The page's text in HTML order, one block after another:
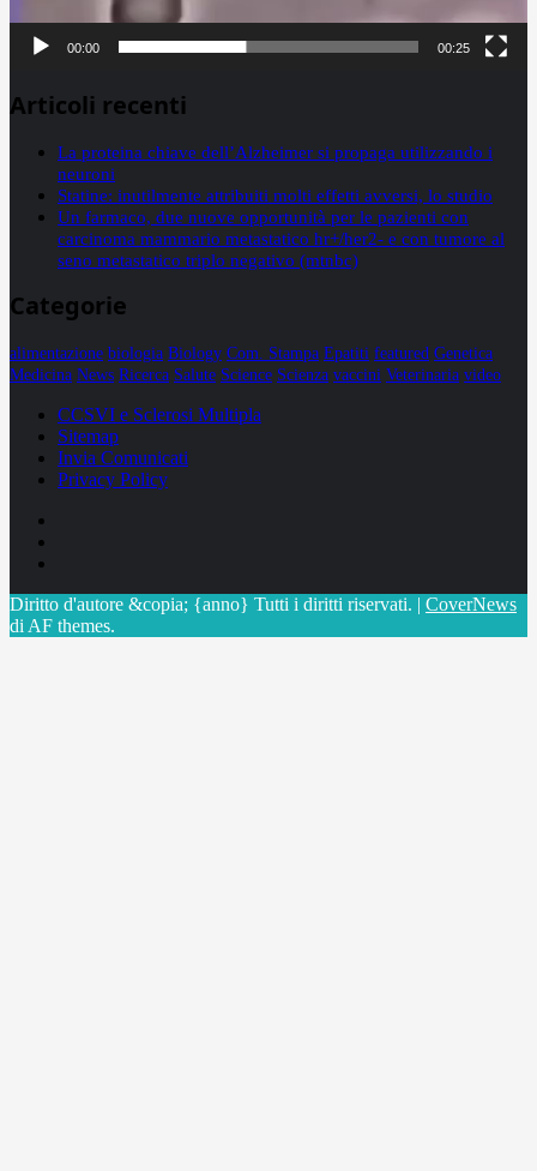
00:00 00:25
Articoli recenti
La proteina chiave dell’Alzheimer si propaga utilizzando i
neuroni
Statine: inutilmente attribuiti molti effetti avversi, lo studio
Un farmaco, due nuove opportunità per le pazienti con
carcinoma mammario metastatico hr+/her2- e con tumore al
seno metastatico triplo negativo (mtnbc)
Categorie
alimentazione biologia Biology Com. Stampa Epatiti featured Genetica
Medicina News Ricerca Salute Science Scienza vaccini Veterinaria video
CCSVI e Sclerosi Multipla
Sitemap
Invia Comunicati
Privacy Policy
Diritto d'autore &copia; {anno} Tutti i diritti riservati. | CoverNews
di AF themes.